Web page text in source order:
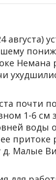
Немана
почти
1-6 см
Малые